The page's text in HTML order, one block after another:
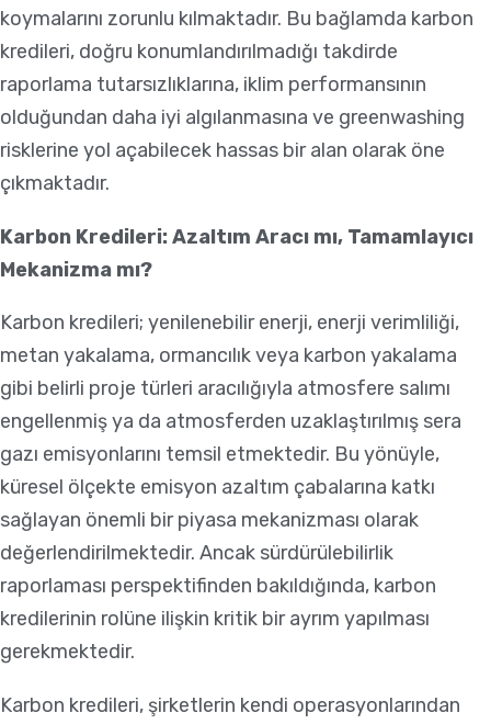
koymalarını zorunlu kılmaktadır. Bu bağlamda karbon
kredileri, doğru konumlandırılmadığı takdirde
raporlama tutarsızlıklarına, iklim performansının
olduğundan daha iyi algılanmasına ve greenwashing
risklerine yol açabilecek hassas bir alan olarak öne
çıkmaktadır.
Karbon Kredileri: Azaltım Aracı mı, Tamamlayıcı
Mekanizma mı?
Karbon kredileri; yenilenebilir enerji, enerji verimliliği,
metan yakalama, ormancılık veya karbon yakalama
gibi belirli proje türleri aracılığıyla atmosfere salımı
engellenmiş ya da atmosferden uzaklaştırılmış sera
gazı emisyonlarını temsil etmektedir. Bu yönüyle,
küresel ölçekte emisyon azaltım çabalarına katkı
sağlayan önemli bir piyasa mekanizması olarak
değerlendirilmektedir. Ancak sürdürülebilirlik
raporlaması perspektifinden bakıldığında, karbon
kredilerinin rolüne ilişkin kritik bir ayrım yapılması
gerekmektedir.
Karbon kredileri, şirketlerin kendi operasyonlarından